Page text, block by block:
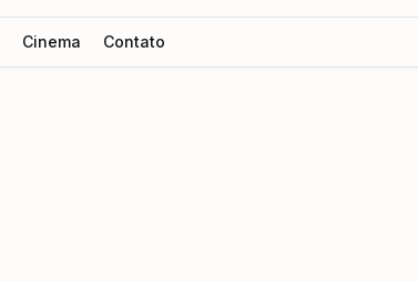
Cinema Contato